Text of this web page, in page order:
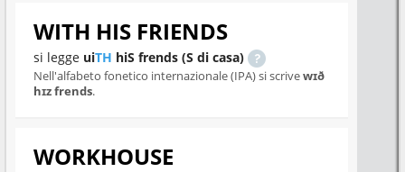
WITH HIS FRIENDS
si legge uiTH hiS frends (S di casa)
Nell'alfabeto fonetico internazionale (IPA) si scrivewɪð
hɪz frends.
WORKHOUSE